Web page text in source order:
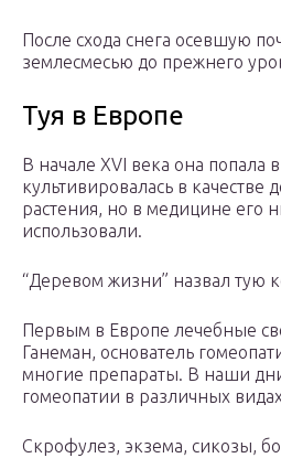
После схода снега осевшую
землесмесью до прежнего
Туя в Европе
В начале XVI века она попала
культивировалась в качестве
растения, но в медицине его
использовали.
“Деревом жизни” назвал тую
Первым в Европе лечебные
Ганеман, основатель
многие препараты. В наши
гомеопатии в различных
Скрофулез, экзема, сикозы,